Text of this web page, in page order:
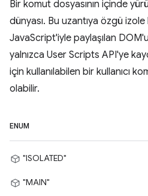
Bir komut dosyasının içinde
dünyası. Bu uzantıya özgü
JavaScript'iyle paylaşılan
yalnızca User Scripts API'ye
için kullanılabilen bir kullanıcı
olabilir.
ENUM
"ISOLATED"
"MAIN"